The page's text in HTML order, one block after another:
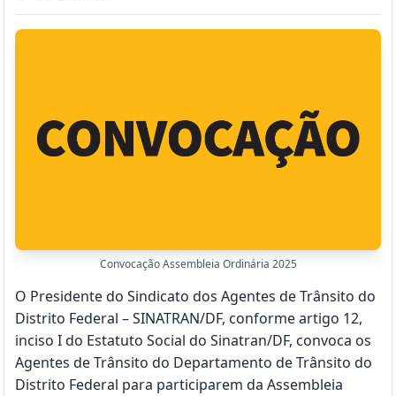
Convocação Assembleia Ordinária 2025
O Presidente do Sindicato dos Agentes de Trânsito do
Distrito Federal – SINATRAN/DF, conforme artigo 12,
inciso I do Estatuto Social do Sinatran/DF, convoca os
Agentes de Trânsito do Departamento de Trânsito do
Distrito Federal para participarem da Assembleia